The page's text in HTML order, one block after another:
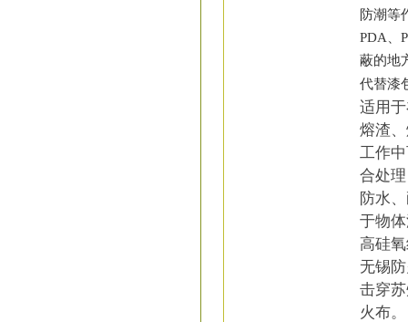
防潮等
PDA、
蔽的地
代替漆
适用
熔渣
工作
合处
防水
于物
高硅
无锡
击穿
火布。